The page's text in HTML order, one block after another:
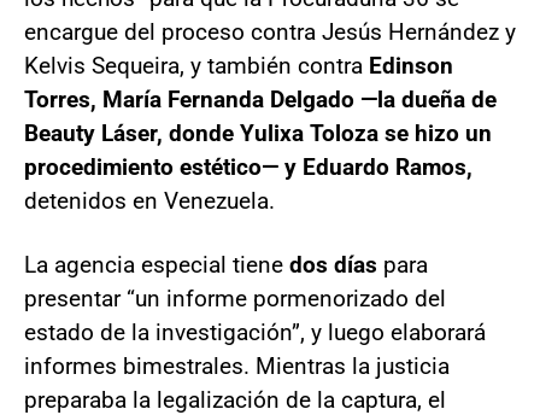
encargue del proceso contra Jesús Hernández y
Kelvis Sequeira, y también contra Edinson
Torres, María Fernanda Delgado —la dueña de
Beauty Láser, donde Yulixa Toloza se hizo un
procedimiento estético— y Eduardo Ramos,
detenidos en Venezuela.
La agencia especial tiene dos días para
presentar “un informe pormenorizado del
estado de la investigación”, y luego elaborará
informes bimestrales. Mientras la justicia
preparaba la legalización de la captura, el